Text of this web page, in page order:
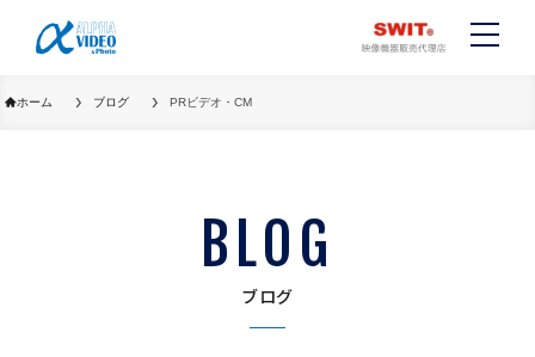
ホーム ブログ PRビデオ・CM
BLOG
ブログ